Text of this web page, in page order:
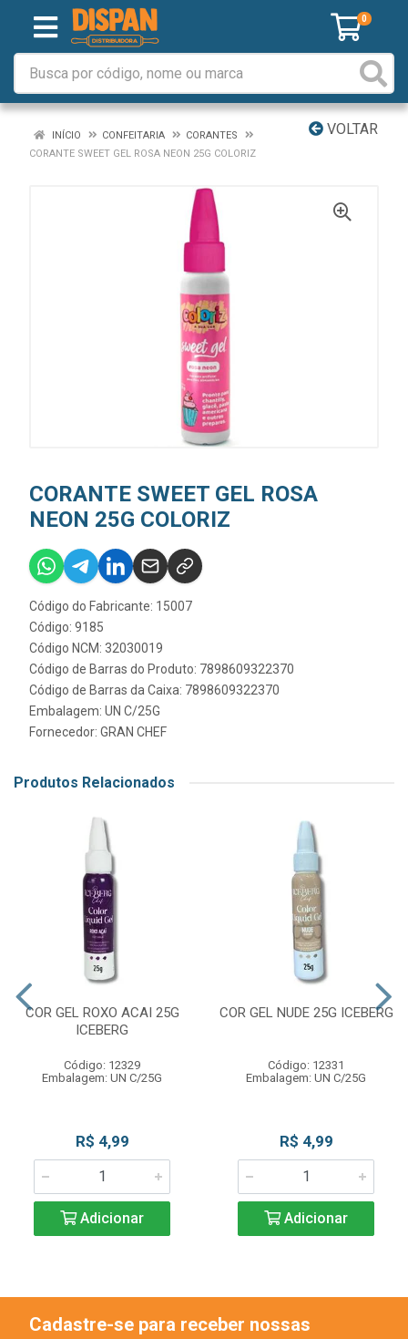
0
VOLTAR
INÍCIO CONFEITARIA
CORANTES
CORANTE SWEET GEL ROSA NEON 25G COLORIZ
CORANTE SWEET GEL ROSA
NEON 25G COLORIZ
Código do Fabricante: 15007
Código: 9185
Código NCM: 32030019
Código de Barras do Produto: 7898609322370
Código de Barras da Caixa: 7898609322370
Embalagem: UN C/25G
Fornecedor: GRAN CHEF
Produtos Relacionados
COR GEL ROXO ACAI 25G
ICEBERG
Código: 12329
Embalagem: UN C/25G
R$ 4,99
Adicionar
COR GEL NUDE 25G ICEBERG
Código: 12331
Embalagem: UN C/25G
R$ 4,99
Adicionar
Cadastre-se para receber nossas